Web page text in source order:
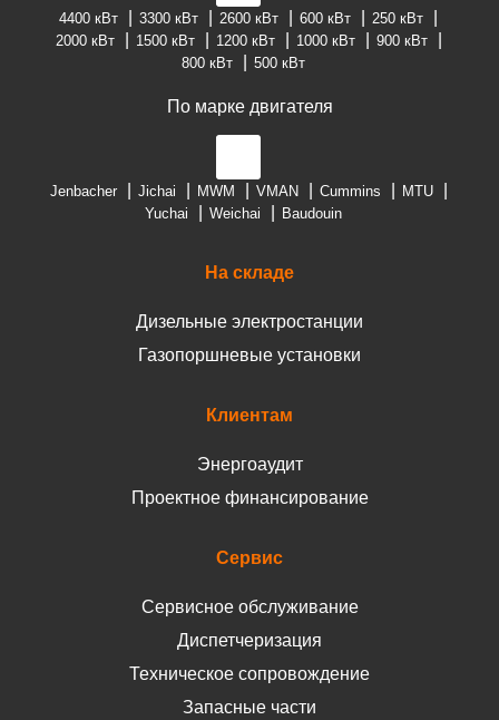
4400 кВт 3300 кВт 2600 кВт 600 кВт
250 кВт
2000 кВт
1500 кВт 1200 кВт 1000 кВт
900 кВт
800 кВт
500 кВт
По марке двигателя
Jenbacher Jichai MWM VMAN Cummins
MTU
Yuchai
Weichai Baudouin
На складе
Дизельные электростанции
Газопоршневые установки
Клиентам
Энергоаудит
Проектное финансирование
Сервис
Сервисное обслуживание
Диспетчеризация
Техническое сопровождение
Запасные части